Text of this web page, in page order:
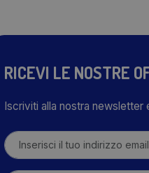
RICEVI LE NOSTRE
Iscriviti alla nostra